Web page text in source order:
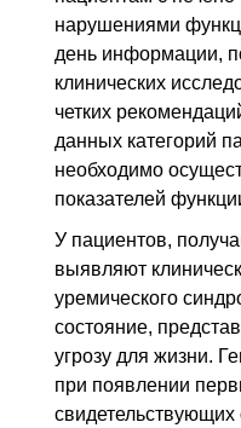
нарушениями
день информации,
клинических
четких
данных категорий
необходимо
показателей
У пациентов,
выявляют
уремического
состояние,
угрозу для жизни.
при появлении
свидетельствующих